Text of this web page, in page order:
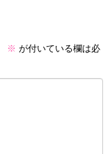
※ が付いている欄は必